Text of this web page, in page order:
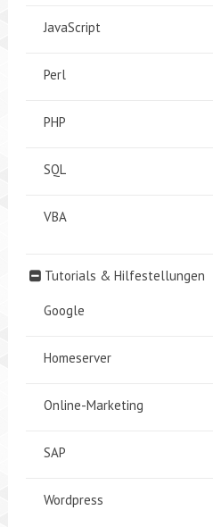
JavaScript
Perl
PHP
SQL
VBA
Tutorials & Hilfestellungen
Google
Homeserver
Online-Marketing
SAP
Wordpress